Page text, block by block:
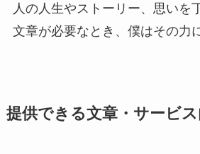
人の人生やストーリー、思いを
文章が必要なとき、僕はその力
提供できる文章・サービ